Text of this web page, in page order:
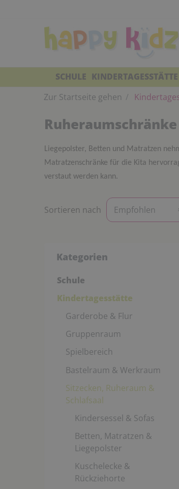
SCHULE KINDERTAGESSTÄTTE
Zur Startseite gehen
Liegepolster, Betten und Matratzen
Matratzenschränke für die Kita
verstaut werden kann.
Sortieren nach
Kategorien
Schule
Kindertagesstätte
Garderobe & Flur
Gruppenraum
Spielbereich
Bastelraum & Werkraum
Sitzecken, Ruheraum &
Schlafsaal
Kindersessel & Sofas
Betten, Matratzen &
Liegepolster
Kuschelecke &
Rückziehorte